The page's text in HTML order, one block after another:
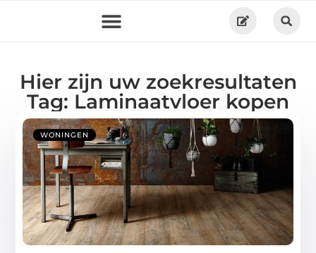
Hier zijn uw zoekresultaten
Tag: Laminaatvloer kopen
WONINGEN